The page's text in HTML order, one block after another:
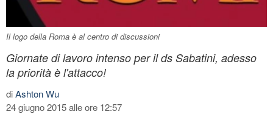
Il logo della Roma è al centro di discussioni
Giornate di lavoro intenso per il ds Sabatini, adesso
la priorità è l'attacco!
diAshton Wu
24 giugno 2015 alle ore 12:57